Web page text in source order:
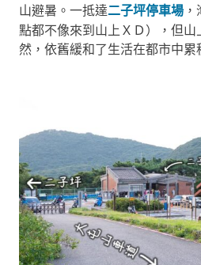
山避暑。一抵達二子坪停車場
點都不像來到山上ＸＤ），但
然，依舊緩和了生活在都市中累